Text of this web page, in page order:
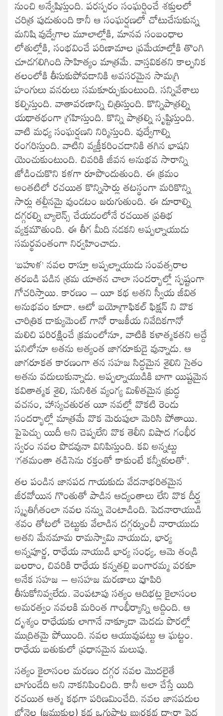
నుంచి అన్వేషిస్తుంది. పరస్పరం సంఘర్షించే శక్తులలో
చరిత్ర పుడుతుంది కానీ ఆ సంఘర్షణలో చోటుచేసుకున్న
మనిషి వుద్వేగాల మూలాల్లోకి, మానవ సంబంధాల
లోతుల్లోకి, సంభవించే పరిణామాల ప్రమేయాల్లోకి తొంగి
చూడగలిగింది సాహిత్యం మాత్రమే. వాస్తవికతని కాల్పనిక
తలంలోకి తీసుకుపోవడానికి అవసరమైన సామగ్రి
హంగులు వనరులు సమకూర్చుకుంటుంది. సన్నివేశాలు
కల్పిస్తుంది. వాతావరణాన్ని చిత్రిస్తుంది. కొన్నిపాత్రల్ని
యథాతథంగా గ్రహిస్తుంది. కొన్ని పాత్రల్ని సృష్టిస్తుంది.
వాటి మధ్య సంఘర్షణని నిర్మిస్తుంది. వుద్వేగాల్ని
రంగరిస్తుంది. వాటిని వ్యక్తీకరించడానికి తగిన భాషని
యెంచుకుంటుంది. చివరికి జీవన అనుభవ సారాన్ని
జోడించుకొని కళగా రూపొందుతుంది. ఈ క్రమం
అంతటిలో రచయిత కొన్నిసార్లు తటస్థంగా మరికొన్ని
సార్లు తల్లీనమై వుండటం జరుగుతుంది. ఈ దూరాల్ని
దగ్గరల్ని బ్యాలెన్స్ చేయడంలోనే రచయిత ప్రతిభ
వ్యక్తమౌతుంది. ఈ తీగ మీది నడకని అప్పల్నాయుడు
సమర్థవంతంగా నిర్వహించాడు.
‘బహుళ’ నవల రాస్తూ అప్పల్నాయుడు సంవత్సరాల
తరబడి పడిన శ్రమ యాతన చాలా సందర్భాల్లో స్పష్టంగా
గోచరిస్తాయి. కారణం – యీ కథ అతని స్వీయ జీవిత
అనుభవం కూడా. ఆటో బయోగ్రాఫికల్ ఫిక్షన్ ని వొక
చారిత్రిక డాక్యుమెంట్ గానో రాజకీయ నివేదికగానో
మలిచి పరిరక్షించే క్రమంలోనూ, వాటికి కళాత్మకతని అద్దే
పనిలోనూ అతను అత్యంత జాగరూకుడై వున్నాడు. ఆ
జాగరూకత కారణంగా తన సహజ సిద్ధమైన శైలిని సైతం
అతను వదులుకున్నాడు. అప్పల్నాయుడికి బాగా యిష్టమైన
కవితాత్మక శైలి, సునిశిత వ్యంగ్య మిళితమైన క్రుద్ధ
వచనం, హాస్యచతురత యీ నవల్లో వొకటి రెండు
సందర్భాల్లో మాత్రమే వొక మెరుపులా మెరిసి పోతాయి.
పైపెచ్చు యిదీ అని చెప్పలేని వొక తెలీని విషాద గంభీర
స్వరం నవల పొడవునా వినిపిస్తుంది. కవి అన్నట్టు
‘గతమంతా తడిసెను రక్తంతో కాకుంటే కన్నీళులతో’.
తల పండిన జానపద గాయకుడు వేదనాభరితమైన
జీరవోయిన గొంతుతో పాడిన ఆద్యంతాలు లేని వొక దీర్ఘ
స్మృతిగీతంలా నవల నన్ను వెంటాడింది. పెదనారాయుడి
శవం తోటలో చెట్టుకు వేలాడిన దగ్గర్నుంచీ నారాయుడు
అతని మేనమామ రామస్వామి నాయుడు, భార్య
అన్నపూర్ణ, రాధేయ నాయుడి భార్య సంధ్య, ఆమె తండ్రి
బలరాం, చివరికి రాధేయ కన్నతల్లి బంగారమ్మ వరకూ
అనేక సహజ – అసహజ మరణాలు వూపిరి
తీసుకోనివ్వలేదు. వెంపటాపు సత్యం ఆదిభట్ల కైలాసంల
అమరత్వం నవలకి మరింత గాంభీర్యాన్ని అద్దింది. ఆ
దృశ్యం రాధేయకు లాగానే నాక్కూడా మెదడు పొరల్లో
ముద్రితమై పోయింది. నవల ఆయువుపట్టు ఆ ఘట్టం.
రాధేయ బతుకులో ప్రధానమైన మలుపు.
సత్యం కైలాసంల మరణం దగ్గర నవల మొదలైతే
బాగుండేది అని నాకనిపించింది. కానీ అలా చేస్తే యిది
రచయిత ఆత్మ కథగా పరిణమించేది. నవల జానపదుల
బోనెల (జముకుల) కథ ఒగ్గుపాట బుర్రకథ ద్వారా పెద